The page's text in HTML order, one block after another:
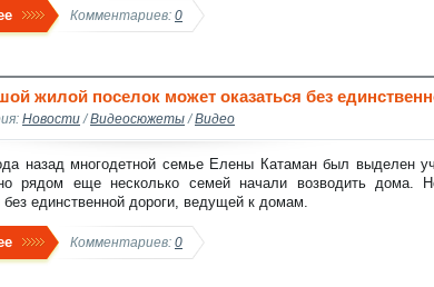
Комментариев: 0
жилой поселок может оказаться без
Новости /Видеосюжеты /Видео
назад многодетной семье Елены Катаман был выделен
рядом еще несколько семей начали возводить дома.
без единственной дороги, ведущей к домам.
Комментариев: 0